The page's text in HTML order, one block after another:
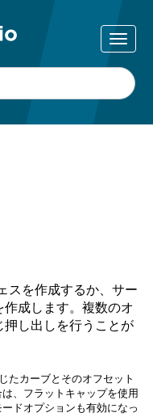
スを作成するか、サー
成します。複数のオ
し出しを行うことが
たカーブとそのオフセット
、フラットキャップを使用
ドオプションも有効になっ